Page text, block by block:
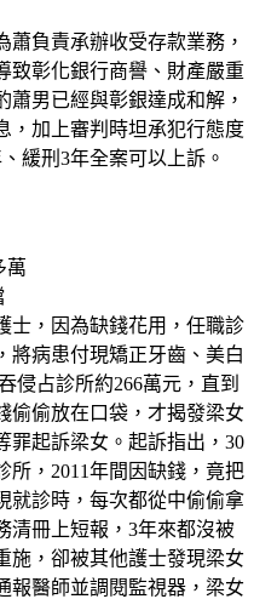
蕭負責承辦收受存款業務，
致彰化銀行商譽、財產嚴重
男已經與彰銀達成和解，
，加上審判時坦承犯行態度
緩刑3年全案可以上訴。
萬
士，因為缺錢花用，任職診
將病患付現矯正牙齒、美白
侵占診所約266萬元，直到
偷偷放在口袋，才揭發梁女
罪起訴梁女。起訴指出，30
所，2011年間因缺錢，竟把
就診時，每次都從中偷偷拿
清冊上短報，3年來都沒被
施，卻被其他護士發現梁女
報醫師並調閱監視器，梁女